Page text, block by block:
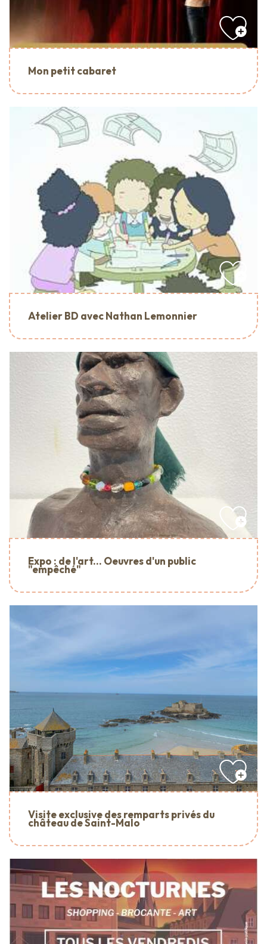
Mon petit cabaret
Atelier BD avec Nathan Lemonnier
Expo : de l'art... Oeuvres d'un public
"empêché"
Visite exclusive des remparts privés du
château de Saint-Malo